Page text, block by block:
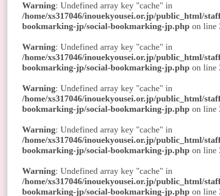
Warning: Undefined array key "cache" in
/home/xs317046/inouekyousei.or.jp/public_html/
bookmarking-jp/social-bookmarking-jp.php on line
Warning: Undefined array key "cache" in
/home/xs317046/inouekyousei.or.jp/public_html/
bookmarking-jp/social-bookmarking-jp.php on line
Warning: Undefined array key "cache" in
/home/xs317046/inouekyousei.or.jp/public_html/
bookmarking-jp/social-bookmarking-jp.php on line
Warning: Undefined array key "cache" in
/home/xs317046/inouekyousei.or.jp/public_html/
bookmarking-jp/social-bookmarking-jp.php on line
Warning: Undefined array key "cache" in
/home/xs317046/inouekyousei.or.jp/public_html/
bookmarking-jp/social-bookmarking-jp.php on line